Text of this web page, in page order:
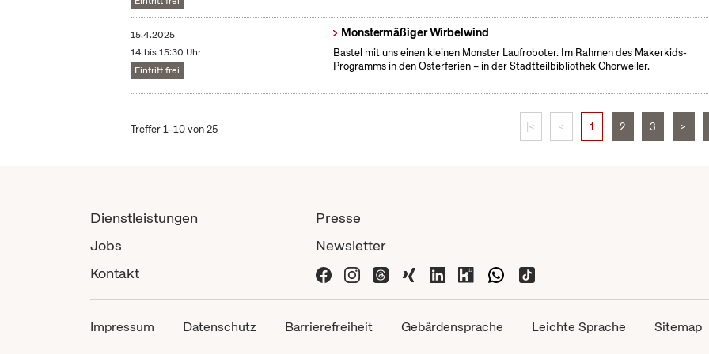
15.4.2025
14 bis 15:30 Uhr
Eintritt frei
Monstermäßiger Wirbelwind
Bastel mit uns einen kleinen Monster Laufroboter. Im Rahmen des Makerkids-
Programms in den Osterferien – in der Stadtteilbibliothek Chorweiler.
Treffer 1–10 von 25 |< < 1 2 3 >
Dienstleistungen
Jobs
Kontakt
Presse
Newsletter
Impressum Datenschutz Barrierefreiheit Gebärdensprache Leichte Sprache Sitemap